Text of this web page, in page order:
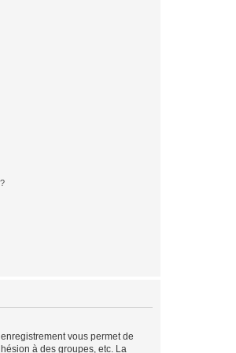
vous permet de
à des groupes, etc. La